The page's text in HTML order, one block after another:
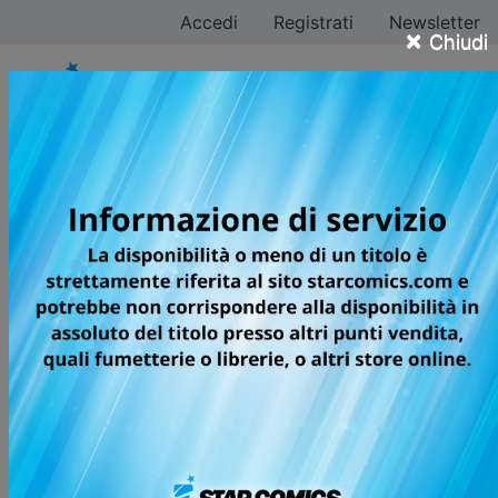
× Chiudi
Accedi Registrati Newsletter
Maki Keigo
Tutti i fumetti